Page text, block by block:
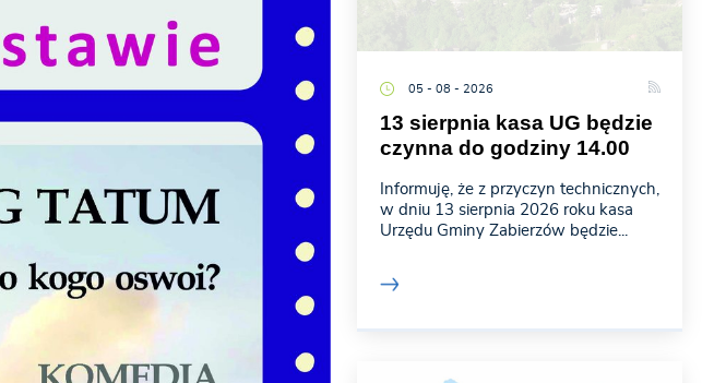
05 - 08 - 2026
13 sierpnia kasa UG będzie
czynna do godziny 14.00
Informuję, że z przyczyn technicznych,
w dniu 13 sierpnia 2026 roku kasa
Urzędu Gminy Zabierzów będzie...